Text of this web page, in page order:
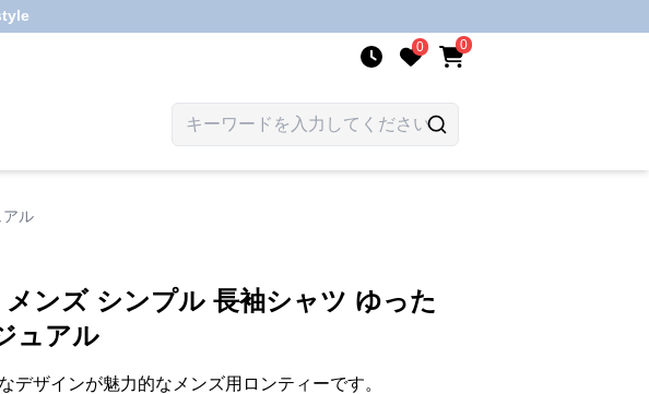
0 0
アル
メンズ シンプル 長袖シャツ ゆった
ュアル
デザインが魅力的なメンズ用ロンティーです。